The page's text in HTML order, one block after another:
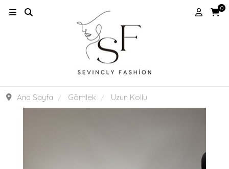
0
Ana Sayfa Gömlek Uzun Kollu